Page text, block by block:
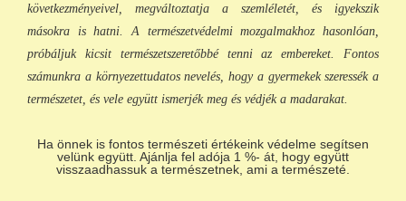
következményeivel, megváltoztatja a szemléletét, és igyekszik
másokra is hatni. A természetvédelmi mozgalmakhoz hasonlóan,
próbáljuk kicsit természetszeretőbbé tenni az embereket. Fontos
számunkra a környezettudatos nevelés, hogy a gyermekek szeressék a
természetet, és vele együtt ismerjék meg és védjék a madarakat.
Ha önnek is fontos természeti értékeink védelme segítsen
velünk együtt. Ajánlja fel adója 1 %- át, hogy együtt
visszaadhassuk a természetnek, ami a természeté.